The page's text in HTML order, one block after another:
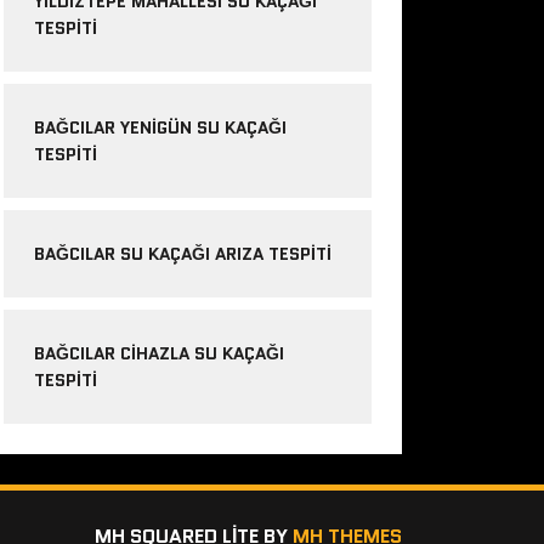
TESPITI
BAĞCILAR YENIGÜN SU KAÇAĞI
TESPITI
BAĞCILAR SU KAÇAĞI ARIZA TESPITI
BAĞCILAR CIHAZLA SU KAÇAĞI
TESPITI
MH SQUARED LITE BY MH THEMES